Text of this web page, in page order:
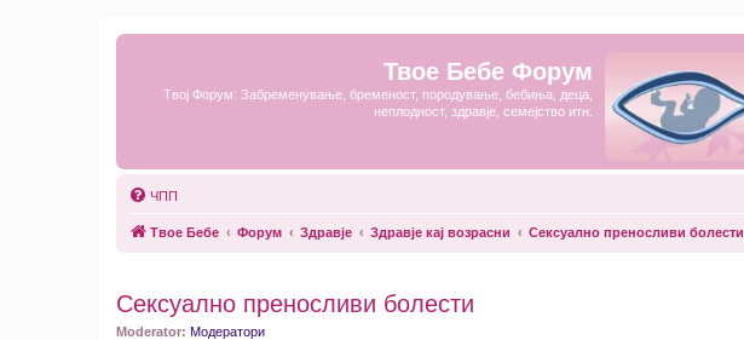
Твое Бебе Форум
Твој Форум: Забременување, бременост, породување, бебиња, деца,
неплодност, здравје, семејство итн.
ЧПП
Твое Бебе Форум Здравје Здравје кај возрасни Сексуално преносливи болести
Сексуално преносливи болести
Moderator: Модератори